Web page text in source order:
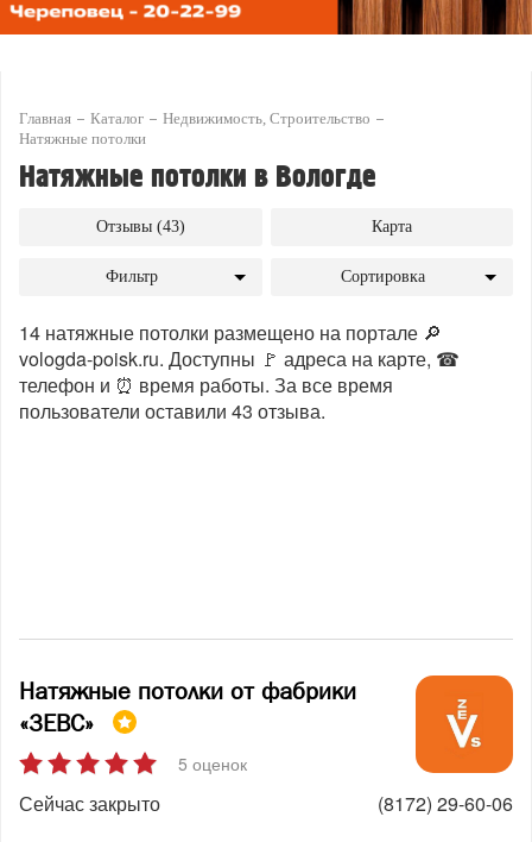
Главная Каталог
Недвижимость, Строительство
Натяжные потолки
Натяжные потолки в Вологде
Отзывы (43) Карта
Фильтр Сортировка
14 натяжные потолки размещено на портале 🔎
vologda-poisk.ru. Доступны 🚩 адреса на карте, ☎
телефон и ⏰ время работы. За все время
пользователи оставили 43 отзыва.
Натяжные потолки от фабрики
«ЗЕВС»
5 оценок
Сейчас закрыто (8172) 29-60-06